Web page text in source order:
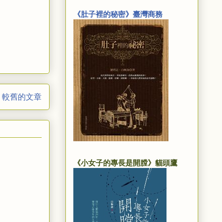
較舊的文章
《肚子裡的秘密》臺灣商務
《小女子的專長是開膛》貓頭鷹